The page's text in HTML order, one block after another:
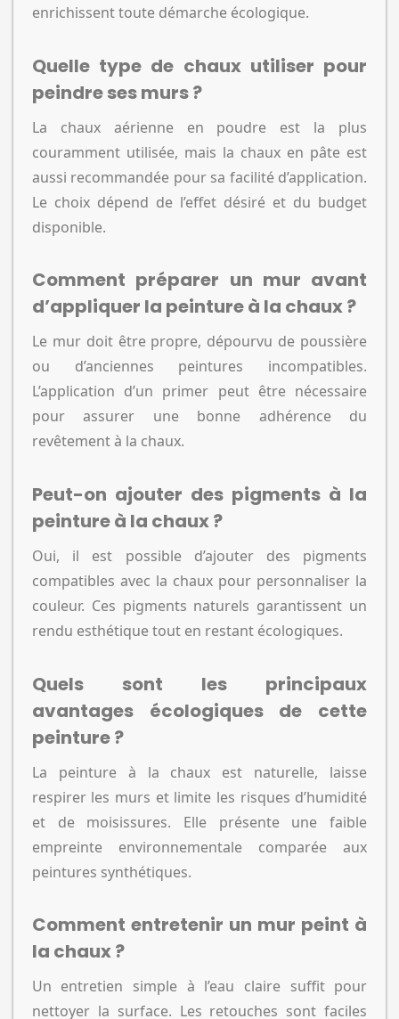
enrichissent toute démarche écologique.
Quelle type de chaux utiliser pour
peindre ses murs ?
La chaux aérienne en poudre est la plus
couramment utilisée, mais la chaux en pâte est
aussi recommandée pour sa facilité d’application.
Le choix dépend de l’effet désiré et du budget
disponible.
Comment préparer un mur avant
d’appliquer la peinture à la chaux ?
Le mur doit être propre, dépourvu de poussière
ou d’anciennes peintures incompatibles.
L’application d’un primer peut être nécessaire
pour assurer une bonne adhérence du
revêtement à la chaux.
Peut-on ajouter des pigments à la
peinture à la chaux ?
Oui, il est possible d’ajouter des pigments
compatibles avec la chaux pour personnaliser la
couleur. Ces pigments naturels garantissent un
rendu esthétique tout en restant écologiques.
Quels sont les principaux
avantages écologiques de cette
peinture ?
La peinture à la chaux est naturelle, laisse
respirer les murs et limite les risques d’humidité
et de moisissures. Elle présente une faible
empreinte environnementale comparée aux
peintures synthétiques.
Comment entretenir un mur peint à
la chaux ?
Un entretien simple à l’eau claire suffit pour
nettoyer la surface. Les retouches sont faciles